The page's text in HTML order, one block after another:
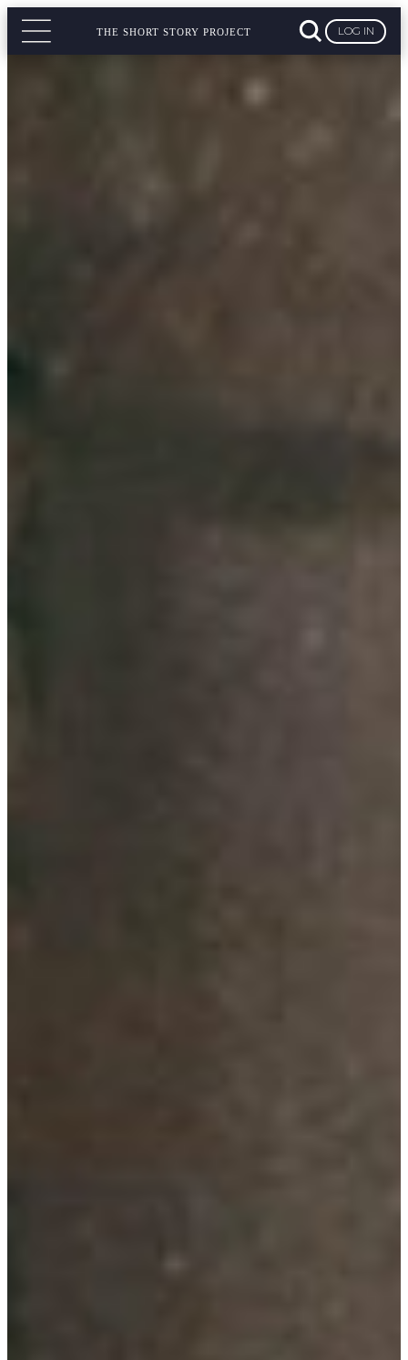
THE SHORT STORY PROJECT LOG IN